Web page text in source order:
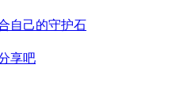
自己的守护石
享吧